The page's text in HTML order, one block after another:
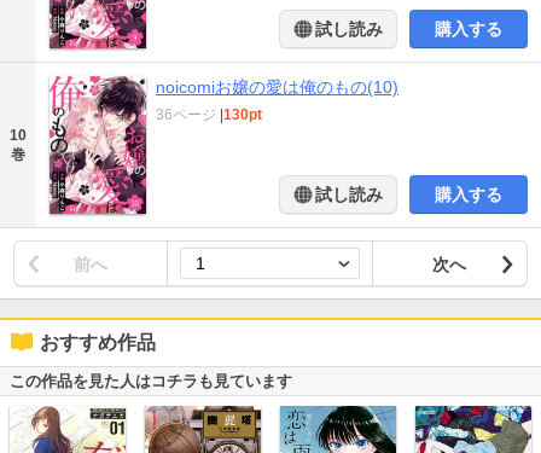
試し読み 購入する
10
巻
noicomiお嬢の愛は俺のもの(10)
36ページ 130pt
試し読み 購入する
前へ 次へ
おすすめ作品
この作品を見た人はコチラも見ています